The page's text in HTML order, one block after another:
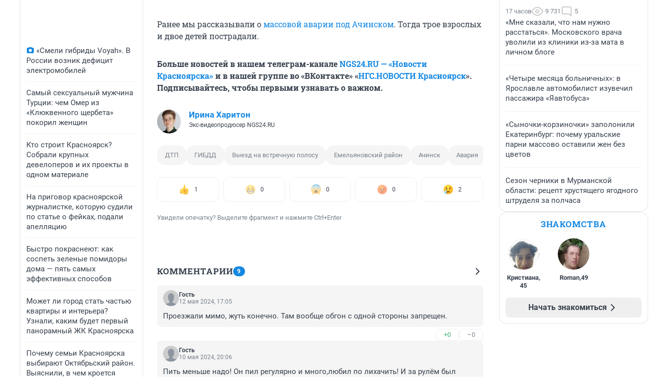
«Смели гибриды Voyah». В
России возник дефицит
электромобилей
Самый сексуальный мужчина
Турции: чем Омер из
«Клюквенного щербета»
покорил женщин
Кто строит Красноярск?
Собрали крупных
девелоперов и их проекты в
одном материале
На приговор красноярской
журналистке, которую судили
по статье о фейках, подали
апелляцию
Быстро покраснеют: как
соспеть зеленые помидоры
дома — пять самых
эффективных способов
Может ли город стать частью
квартиры и интерьера?
Узнали, каким будет первый
панорамный ЖК Красноярска
Почему семьи Красноярска
выбирают Октябрьский район.
Выяснили, в чем кроется
Ранее мы рассказывали омассовой аварии под Ачинском. Тогда трое взрослых
и двое детей пострадали.
Больше новостей в нашем телеграм-каналеNGS24.RU — «Новости
Красноярска»и в нашей группе во «ВКонтакте» «НГС.НОВОСТИ Красноярск».
Подписывайтесь, чтобы первыми узнавать о важном.
Ирина Харитон
Экс-видеопродюсер NGS24.RU
ДТП ГИБДД Выезд на встречную полосу Емельяновский район Ачинск Авария
1 0 0 0 2
Увидели опечатку? Выделите фрагмент и нажмите Ctrl+Enter
КОММЕНТАРИИ 9
Гость
12 мая 2024, 17:05
Проезжали мимо, жуть конечно. Там вообще обгон с одной стороны запрещен.
+0 –0
Гость
10 мая 2024, 20:06
Пить меньше надо! Он пил регулярно и много,любил по лихачить! И за рулём был
17 часов 9 731 5
«Мне сказали, что нам нужно
расстаться». Московского врача
уволили из клиники из-за мата в
личном блоге
«Четыре месяца больничных»: в
Ярославле автомобилист изувечил
пассажира «Яавтобуса»
«Сыночки-корзиночки» заполонили
Екатеринбург: почему уральские
парни массово оставили жен без
цветов
Сезон черники в Мурманской
области: рецепт хрустящего ягодного
штруделя за полчаса
ЗНАКОМСТВА
Кристиана,
45
Roman,49
Начать знакомиться